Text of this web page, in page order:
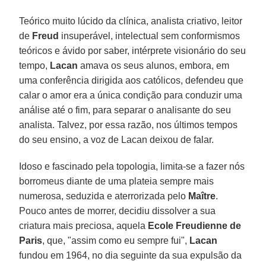
Teórico muito lúcido da clínica, analista criativo, leitor
de Freud insuperável, intelectual sem conformismos
teóricos e ávido por saber, intérprete visionário do seu
tempo, Lacan amava os seus alunos, embora, em
uma conferência dirigida aos católicos, defendeu que
calar o amor era a única condição para conduzir uma
análise até o fim, para separar o analisante do seu
analista. Talvez, por essa razão, nos últimos tempos
do seu ensino, a voz de Lacan deixou de falar.
Idoso e fascinado pela topologia, limita-se a fazer nós
borromeus diante de uma plateia sempre mais
numerosa, seduzida e aterrorizada pelo Maître.
Pouco antes de morrer, decidiu dissolver a sua
criatura mais preciosa, aquela Ecole Freudienne de
Paris, que, "assim como eu sempre fui", Lacan
fundou em 1964, no dia seguinte da sua expulsão da